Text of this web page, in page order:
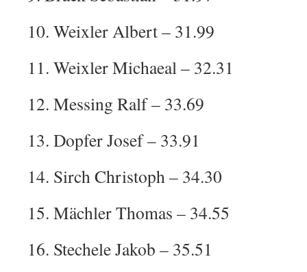
10. Weixler Albert – 31.99
11. Weixler Michaeal – 32.31
12. Messing Ralf – 33.69
13. Dopfer Josef – 33.91
14. Sirch Christoph – 34.30
15. Mächler Thomas – 34.55
16. Stechele Jakob – 35.51